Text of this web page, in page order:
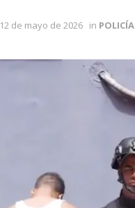
12 de mayo de 2026 in POLICÍA